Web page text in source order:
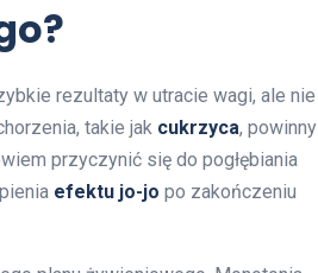
rezultaty w utracie wagi, ale nie
takie jak cukrzyca, powinny
przyczynić się do pogłębiania
efektu jo-jo po zakończeniu